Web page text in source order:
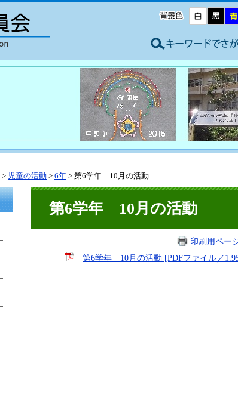
> 児童の活動 > 6年 > 第6学年 10月の活動
第6学年 10月の活動
印刷用ペー
第6学年 10月の活動 [PDFファイル／